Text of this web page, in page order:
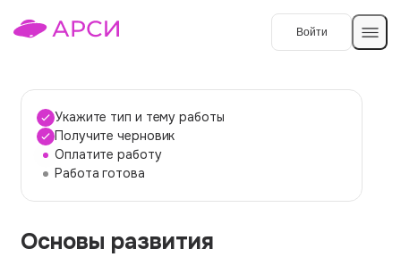
Войти
Темы работ
О сервисе
О компании
Контакты
Укажите тип и тему работы
Получите черновик
Оплатите работу
Работа готова
Основы развития